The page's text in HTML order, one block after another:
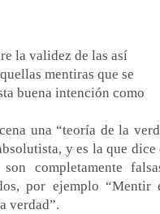
la validez de las así
mentiras que se
buena intención como
una “teoría de la
y es la que dice
completamente
por ejemplo “Mentir
verdad”.